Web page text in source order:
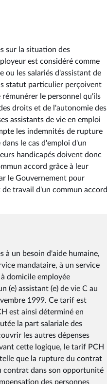
sur la situation des
est considéré comme
les salariés d'assistant de
statut particulier perçoivent
le personnel qu'ils
droits et de l'autonomie des
assistants de vie en emploi
les indemnités de rupture
le cas d'emploi d'un
handicapés doivent donc
accord grâce à leur
le Gouvernement pour
travail d'un commun accord
à un besoin d'aide humaine,
mandataire, à un service
domicile employée
(e) assistant (e) de vie C au
1999. Ce tarif est
est ainsi déterminé en
la part salariale des
les autres dépenses
cette logique, le tarif PCH
que la rupture du contrat
contrat dans son opportunité
des personnes